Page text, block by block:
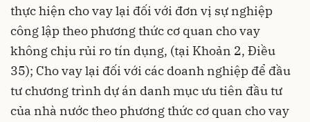
thực hiện cho vay lại đối với đơn vị sự nghiệp
công lập theo phương thức cơ quan cho vay
không chịu rủi ro tín dụng, (tại Khoản 2, Điều
35); Cho vay lại đối với các doanh nghiệp để đầu
tư chương trình dự án danh mục ưu tiên đầu tư
của nhà nước theo phương thức cơ quan cho vay